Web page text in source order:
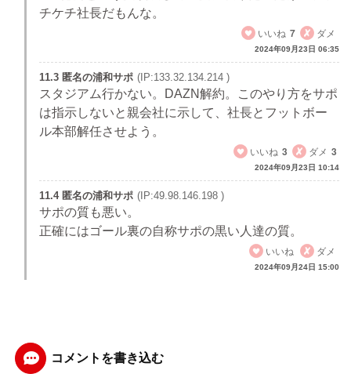
チケチ社長だもんな。
いいね 7 ダメ
2024年09月23日 06:35
11.3 匿名の浦和サポ (IP:133.32.134.214 )
スタジアム行かない。DAZN解約。このやり方をサポ
は指示しないと親会社に示して、社長とフットボー
ル本部解任させよう。
いいね 3 ダメ 3
2024年09月23日 10:14
11.4 匿名の浦和サポ (IP:49.98.146.198 )
サポの質も悪い。
正確にはゴール裏の自称サポの黒い人達の質。
いいね
ダメ
2024年09月24日 15:00
コメントを書き込む